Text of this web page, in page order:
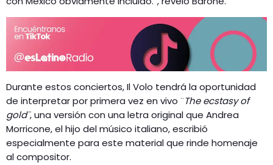
Durante estos conciertos, Il Volo tendrá la oportunidad
de interpretar por primera vez en vivo ¨The ecstasy of
gold¨, una versión con una letra original que Andrea
Morricone, el hijo del músico italiano, escribió
especialmente para este material que rinde homenaje
al compositor.